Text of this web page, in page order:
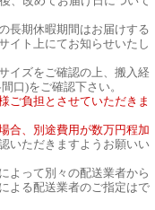
長期休暇期間はお届けする
イト上にてお知らせいたし
イズをご確認の上、搬入経
口)をご確認下さい。
ご負担とさせていただきま
合、別途費用が数万円程加
いただきますようお願いい
よって別々の配送業者から
よる配送業者のご指定はで